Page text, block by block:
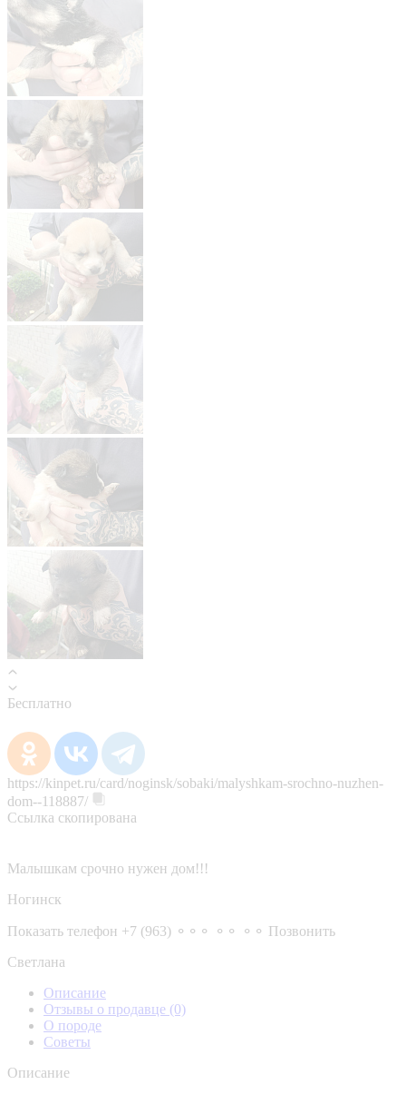
Бесплатно
https://kinpet.ru/card/noginsk/sobaki/malyshkam-srochno-nuzhen-
dom--118887/
Ссылка скопирована
Малышкам срочно нужен дом!!!
Ногинск
Показать телефон +7 (963) ⚬⚬⚬ ⚬⚬ ⚬⚬ Позвонить
Светлана
Описание
Отзывы о продавце (0)
О породе
Советы
Описание